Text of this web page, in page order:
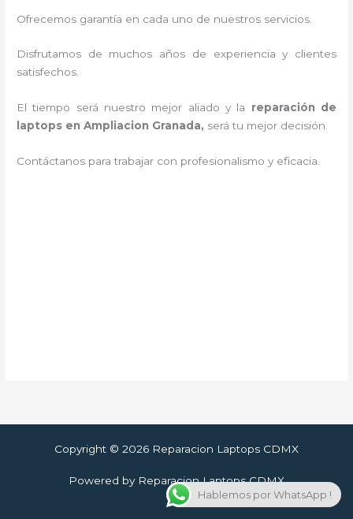
Ofrecemos garantía en cada uno de nuestros servicios.
Disfrutamos de muchos años de experiencia y clientes
satisfechos.
El tiempo será nuestro mejor aliado y la reparación de
laptops en Ampliacion Granada, será tu mejor decisión.
Contáctanos para trabajar con profesionalismo y eficacia.
Copyright © 2026 Reparacion Laptops CDMX
Powered by Reparacion Laptops CDMX
Hablemos por WhatsApp !